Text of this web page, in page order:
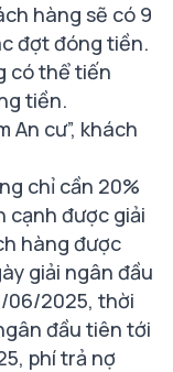
hàng sẽ có 9
đợt đóng tiền.
có thể tiến
tiền.
An cư”, khách
chỉ cần 20%
cạnh được giải
hàng được
giải ngân đầu
06/2025, thời
đầu tiên tới
phí trả nợ